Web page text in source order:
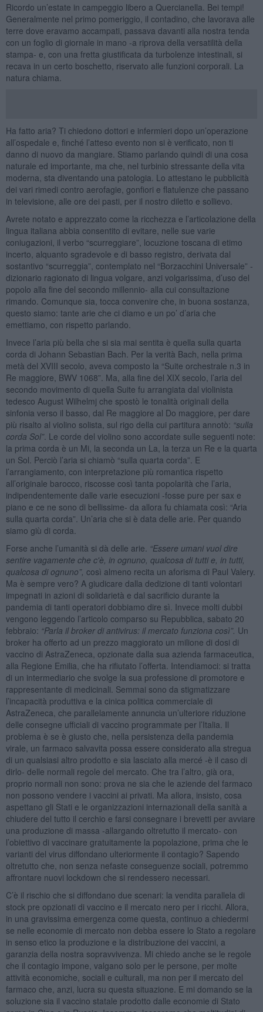
Ricordo un’estate in campeggio libero a Quercianella. Bei tempi!
Generalmente nel primo pomeriggio, il contadino, che lavorava alle
terre dove eravamo accampati, passava davanti alla nostra tenda
con un foglio di giornale in mano -a riprova della versatilità della
stampa- e, con una fretta giustificata da turbolenze intestinali, si
recava in un certo boschetto, riservato alle funzioni corporali. La
natura chiama.
Ha fatto aria? Ti chiedono dottori e infermieri dopo un’operazione
all’ospedale e, finché l’atteso evento non si è verificato, non ti
danno di nuovo da mangiare. Stiamo parlando quindi di una cosa
naturale ed importante, ma che, nel turbinio stressante della vita
moderna, sta diventando una patologia. Lo attestano le pubblicità
dei vari rimedi contro aerofagie, gonfiori e flatulenze che passano
in televisione, alle ore dei pasti, per il nostro diletto e sollievo.
Avrete notato e apprezzato come la ricchezza e l’articolazione della
lingua italiana abbia consentito di evitare, nelle sue varie
coniugazioni, il verbo “scurreggiare”, locuzione toscana di etimo
incerto, alquanto sgradevole e di basso registro, derivata dal
sostantivo “scurreggia”, contemplato nel “Borzacchini Universale” -
dizionario ragionato di lingua volgare, anzi volgarissima, d’uso del
popolo alla fine del secondo millennio- alla cui consultazione
rimando. Comunque sia, tocca convenire che, in buona sostanza,
questo siamo: tante arie che ci diamo e un po’ d’aria che
emettiamo, con rispetto parlando.
Invece l’aria più bella che si sia mai sentita è quella sulla quarta
corda di Johann Sebastian Bach. Per la verità Bach, nella prima
metà del XVIII secolo, aveva composto la “Suite orchestrale n.3 in
Re maggiore, BWV 1068”. Ma, alla fine del XIX secolo, l’aria del
secondo movimento di quella Suite fu arrangiata dal violinista
tedesco August Wilhelmj che spostò le tonalità originali della
sinfonia verso il basso, dal Re maggiore al Do maggiore, per dare
più risalto al violino solista, sul rigo della cui partitura annotò: “sulla
corda Sol”. Le corde del violino sono accordate sulle seguenti note:
la prima corda è un Mi, la seconda un La, la terza un Re e la quarta
un Sol. Perciò l’aria si chiamò “sulla quarta corda”. E
l’arrangiamento, con interpretazione più romantica rispetto
all’originale barocco, riscosse così tanta popolarità che l’aria,
indipendentemente dalle varie esecuzioni -fosse pure per sax e
piano e ce ne sono di bellissime- da allora fu chiamata così: “Aria
sulla quarta corda”. Un’aria che si è data delle arie. Per quando
siamo giù di corda.
Forse anche l’umanità si dà delle arie. “Essere umani vuol dire
sentire vagamente che c'è, in ognuno, qualcosa di tutti e, in tutti,
qualcosa di ognuno”, così almeno recita un aforisma di Paul Valery.
Ma è sempre vero? A giudicare dalla dedizione di tanti volontari
impegnati in azioni di solidarietà e dal sacrificio durante la
pandemia di tanti operatori dobbiamo dire sì. Invece molti dubbi
vengono leggendo l’articolo comparso su Repubblica, sabato 20
febbraio: “Parla il broker di antivirus: il mercato funziona così”. Un
broker ha offerto ad un prezzo maggiorato un milione di dosi di
vaccino di AstraZeneca, opzionate dalla sua azienda farmaceutica,
alla Regione Emilia, che ha rifiutato l’offerta. Intendiamoci: si tratta
di un intermediario che svolge la sua professione di promotore e
rappresentante di medicinali. Semmai sono da stigmatizzare
l’incapacità produttiva e la cinica politica commerciale di
AstraZeneca, che parallelamente annuncia un’ulteriore riduzione
delle consegne ufficiali di vaccino programmate per l’Italia. Il
problema è se è giusto che, nella persistenza della pandemia
virale, un farmaco salvavita possa essere considerato alla stregua
di un qualsiasi altro prodotto e sia lasciato alla mercé -è il caso di
dirlo- delle normali regole del mercato. Che tra l’altro, già ora,
proprio normali non sono: prova ne sia che le aziende del farmaco
non possono vendere i vaccini ai privati. Ma allora, insisto, cosa
aspettano gli Stati e le organizzazioni internazionali della sanità a
chiudere del tutto il cerchio e farsi consegnare i brevetti per avviare
una produzione di massa -allargando oltretutto il mercato- con
l’obiettivo di vaccinare gratuitamente la popolazione, prima che le
varianti del virus diffondano ulteriormente il contagio? Sapendo
oltretutto che, non senza nefaste conseguenze sociali, potremmo
affrontare nuovi lockdown che si rendessero necessari.
C’è il rischio che si diffondano due scenari: la vendita parallela di
stock pre opzionati di vaccino e il mercato nero per i ricchi. Allora,
in una gravissima emergenza come questa, continuo a chiedermi
se nelle economie di mercato non debba essere lo Stato a regolare
in senso etico la produzione e la distribuzione dei vaccini, a
garanzia della nostra sopravvivenza. Mi chiedo anche se le regole
che il contagio impone, valgano solo per le persone, per molte
attività economiche, sociali e culturali, ma non per il mercato del
farmaco che, anzi, lucra su questa situazione. E mi domando se la
soluzione sia il vaccino statale prodotto dalle economie di Stato